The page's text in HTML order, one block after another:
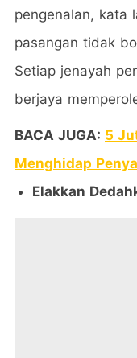
pengenalan, kata
pasangan tidak
Setiap jenayah
berjaya
BACA JUGA: 5
Menghidap
Elakkan